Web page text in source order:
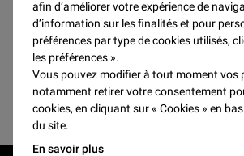
afin d’améliorer votre expérience de
d’information sur les finalités et pour
préférences par type de cookies utilisés,
les préférences ».
Vous pouvez modifier à tout moment vos
notamment retirer votre consentement
cookies, en cliquant sur « Cookies » en
du site.
En savoir plus
NOVEMBRE 2026
Pas de résultats pour ce mois